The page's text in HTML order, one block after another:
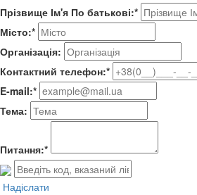
Прізвище Ім'я По батькові:*
Місто:*
Організація:
Контактний телефон:*
E-mail:*
Тема:
Питання:*
Надіслати